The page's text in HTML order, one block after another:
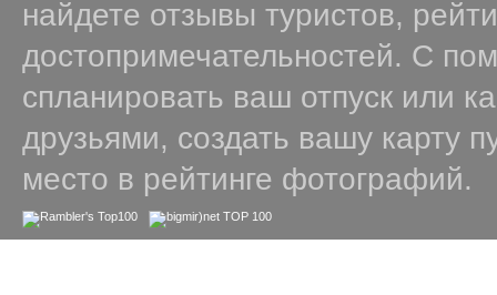
найдете отзывы туристов,
достопримечательностей. С
спланировать ваш отпуск или
друзьями, создать вашу карту
место в рейтинге фотографий.